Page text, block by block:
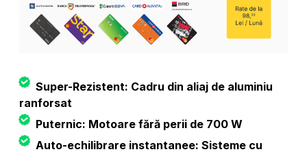
Super-Rezistent: Cadru din aliaj de aluminiu
ranforsat
Puternic: Motoare fără perii de 700 W
Auto-echilibrare instantanee: Sisteme cu